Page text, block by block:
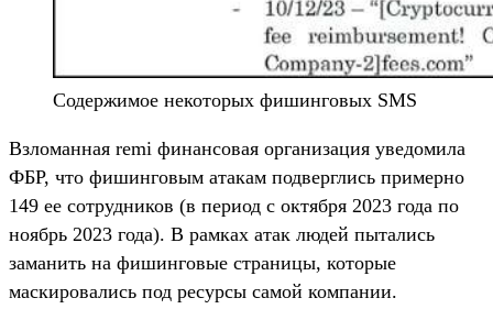
Содержимое некоторых фишинговых SMS
Взломанная remi финансовая организация уведомила
ФБР, что фишинговым атакам подверглись примерно
149 ее сотрудников (в период с октября 2023 года по
ноябрь 2023 года). В рамках атак людей пытались
заманить на фишинговые страницы, которые
маскировались под ресурсы самой компании.